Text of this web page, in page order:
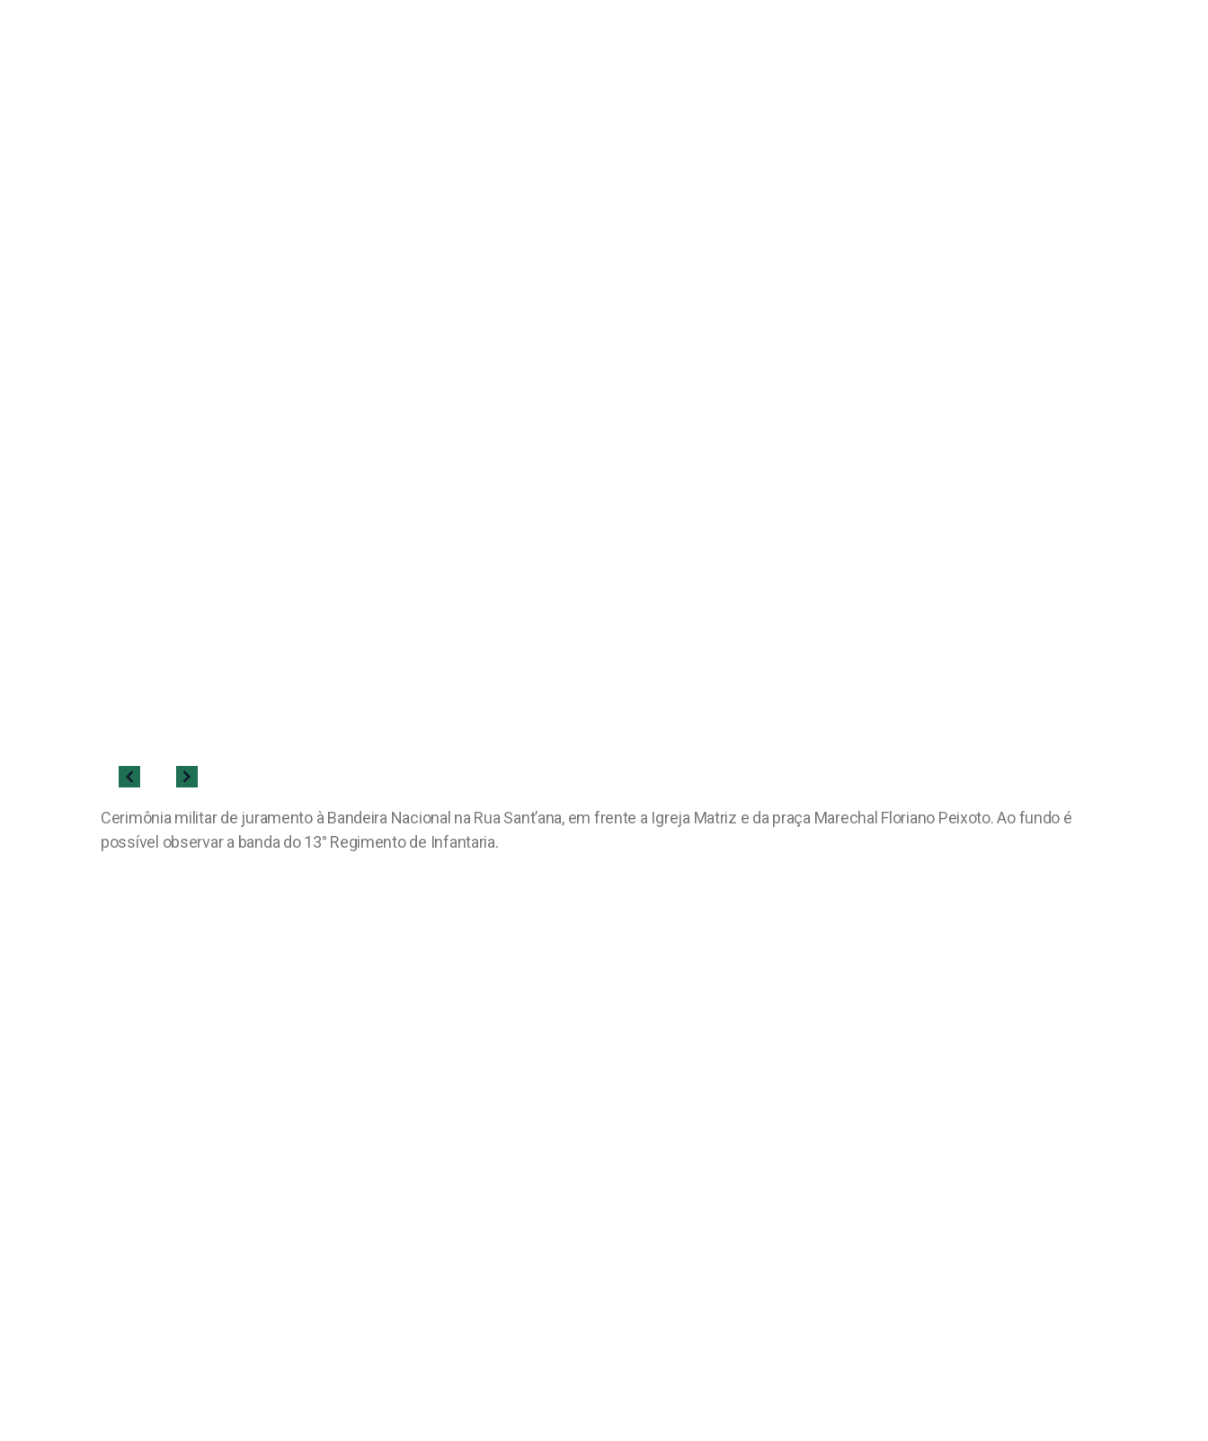
Cerimônia militar de juramento à Bandeira Nacional na Rua Sant’ana, em frente a Igreja Matriz e da praça Marechal Floriano Peixoto. Ao fundo é
possível observar a banda do 13° Regimento de Infantaria.